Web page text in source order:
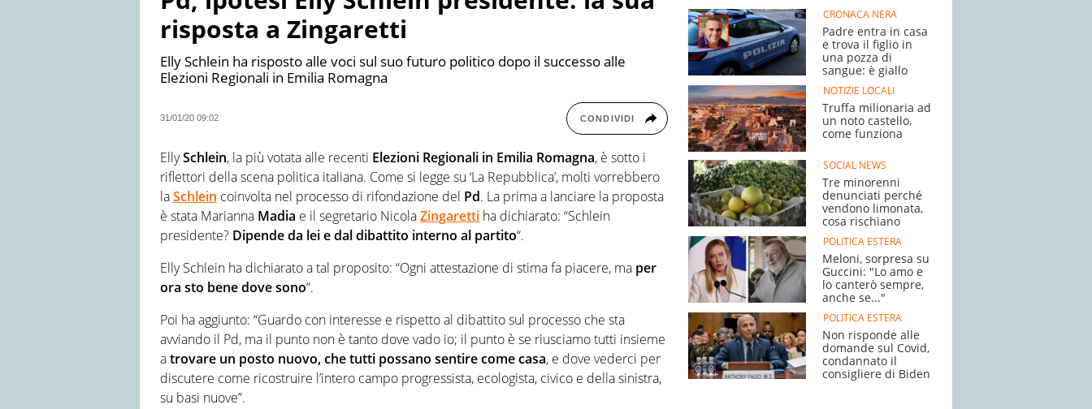
risposta a Zingaretti
Elly Schlein ha risposto alle voci sul suo futuro politico dopo il successo alle
Elezioni Regionali in Emilia Romagna
31/01/20 09:02 CONDIVIDI
EllySchlein, la più votata alle recenti Elezioni Regionali in Emilia Romagna, è sotto i
riflettori della scena politica italiana. Come si legge su ‘La Repubblica’, molti vorrebbero
laSchlein coinvolta nel processo di rifondazione del Pd. La prima a lanciare la proposta
è stata Marianna Madia e il segretario NicolaZingaretti ha dichiarato: “Schlein
presidente? Dipende da lei e dal dibattito interno al partito“.
Elly Schlein ha dichiarato a tal proposito: “Ogni attestazione di stima fa piacere, ma per
ora sto bene dove sono“.
Poi ha aggiunto: “Guardo con interesse e rispetto al dibattito sul processo che sta
avviando il Pd, ma il punto non è tanto dove vado io; il punto è se riusciamo tutti insieme
atrovare un posto nuovo, che tutti possano sentire come casa, e dove vederci per
discutere come ricostruire l’intero campo progressista, ecologista, civico e della sinistra,
su basi nuove”.
CRONACA NERA
Padre entra in casa
e trova il figlio in
una pozza di
sangue: è giallo
NOTIZIE LOCALI
Truffa milionaria ad
un noto castello,
come funziona
SOCIAL NEWS
Tre minorenni
denunciati perché
vendono limonata,
cosa rischiano
POLITICA ESTERA
Meloni, sorpresa su
Guccini: "Lo amo e
lo canterò sempre,
anche se..."
POLITICA ESTERA
Non risponde alle
domande sul Covid,
condannato il
consigliere di Biden